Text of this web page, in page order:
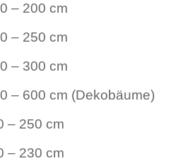
– 200 cm
– 250 cm
– 300 cm
600 cm (Dekobäume)
250 cm
cm